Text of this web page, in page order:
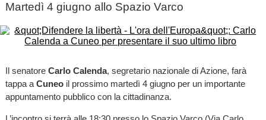
Martedì 4 giugno allo Spazio Varco
Il senatore Carlo Calenda, segretario nazionale di Azione, farà
tappa aCuneoil prossimo martedì 4 giugno per un importante
appuntamento pubblico con la cittadinanza.